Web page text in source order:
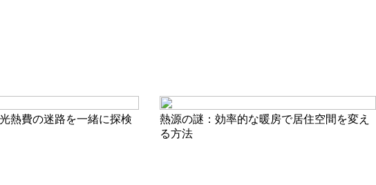
熱費の迷路を一緒に探検
熱源の謎：効率的な暖房で居住空間を変え
る方法